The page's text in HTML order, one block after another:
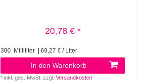
20,78 € *
300 Milliliter | 69,27 € / Liter
In den Warenkorb
*inkl. ges. MwSt. zzgl.Versandkosten